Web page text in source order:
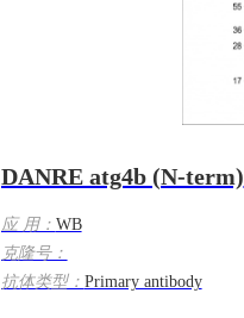
DANRE atg4b (N-term)
应 用： WB
克隆号：
抗体类型： Primary antibody